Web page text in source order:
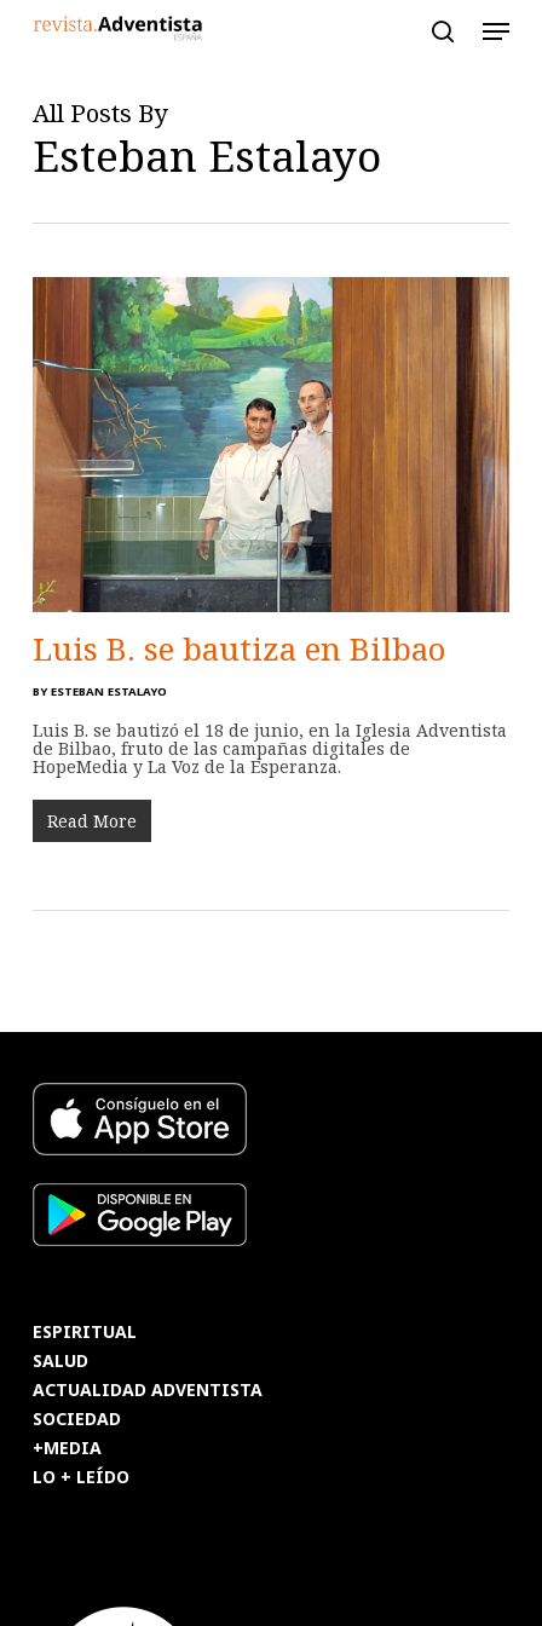
contentAll Posts By
Esteban Estalayo
Luis B. se bautiza en Bilbao
BY ESTEBAN ESTALAYO
Luis B. se bautizó el 18 de junio, en la Iglesia Adventista
de Bilbao, fruto de las campañas digitales de
HopeMedia y La Voz de la Esperanza.
Read More
ESPIRITUAL
SALUD
ACTUALIDAD ADVENTISTA
SOCIEDAD
+MEDIA
LO + LEÍDO